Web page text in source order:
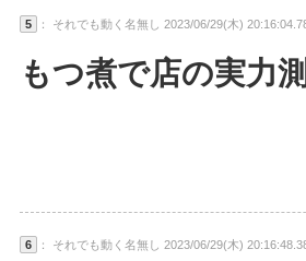
5 ： それでも動く名無し 2023/06/29(木)
もつ煮で店の実力
6 ： それでも動く名無し 2023/06/29(木)